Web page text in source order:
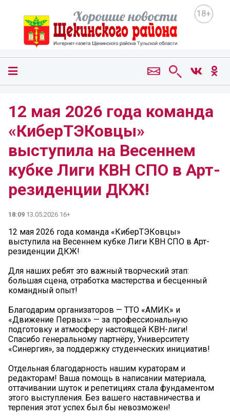
18+
12 мая 2026 года команда
«КиберТЭКовцы»
выступила на Весеннем
кубке Лиги КВН СПО в Арт-
резиденции ДКЖ!
18:09 13.05.2026 16+
12 мая 2026 года команда «КиберТЭКовцы»
выступила на Весеннем кубке Лиги КВН СПО в Арт-
резиденции ДКЖ!
Для наших ребят это важный творческий этап:
большая сцена, отработка мастерства и бесценный
командный опыт!
Благодарим организаторов — ТТО «АМИК» и
«Движение Первых» — за профессиональную
подготовку и атмосферу настоящей КВН-лиги! ️
Спасибо генеральному партнёру, Университету
«Синергия», за поддержку студенческих инициатив!
Отдельная благодарность нашим кураторам и
редакторам! Ваша помощь в написании материала,
оттачивании шуток и репетициях стала фундаментом
этого выступления. Без вашего наставничества и
терпения этот успех был бы невозможен!